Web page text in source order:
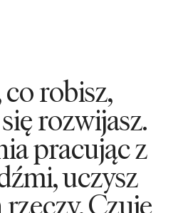
robisz,
rozwijasz.
pracując z
uczysz
Czuję